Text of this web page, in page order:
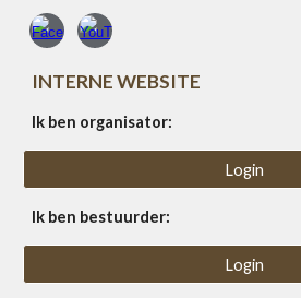
INTERNE WEBSITE
Ik ben organisator:
Login
Ik ben bestuurder:
Login